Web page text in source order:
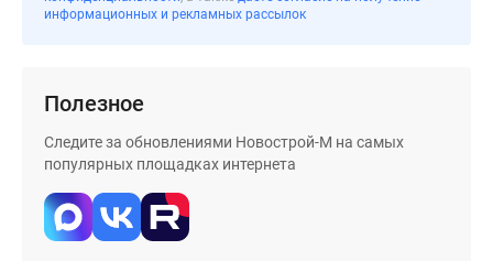
Коттеджные
Новой
Москве
Готовые
информационных и рекламных рассылок
Полезное
Следите за обновлениями Новострой-М на самых
популярных площадках интернета